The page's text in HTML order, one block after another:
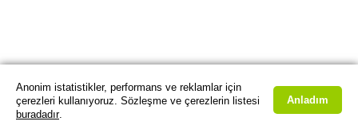
Anonim istatistikler, performans ve reklamlar için
çerezleri kullanıyoruz. Sözleşme ve çerezlerin listesi
buradadır.
Anladım